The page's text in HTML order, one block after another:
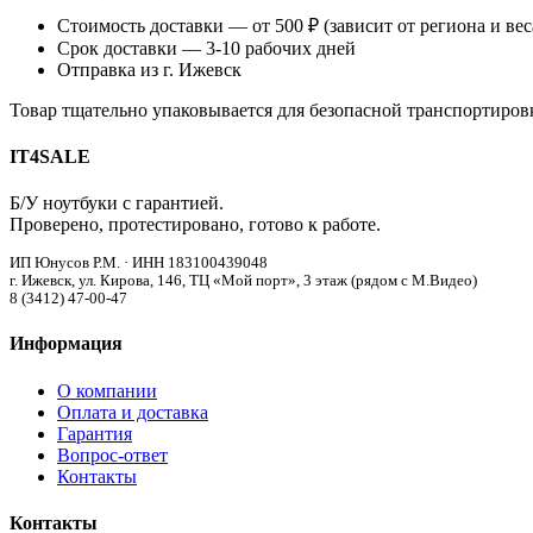
Стоимость доставки — от 500 ₽ (зависит от региона и
Срок доставки — 3-10 рабочих дней
Отправка из г. Ижевск
Товар тщательно упаковывается для безопасной
IT4SALE
Б/У ноутбуки с гарантией.
Проверено, протестировано, готово к работе.
ИП Юнусов Р.М. · ИНН 183100439048
г. Ижевск, ул. Кирова, 146, ТЦ «Мой порт», 3 этаж (рядом с М.Видео)
8 (3412) 47-00-47
Информация
О компании
Оплата и доставка
Гарантия
Вопрос-ответ
Контакты
Контакты